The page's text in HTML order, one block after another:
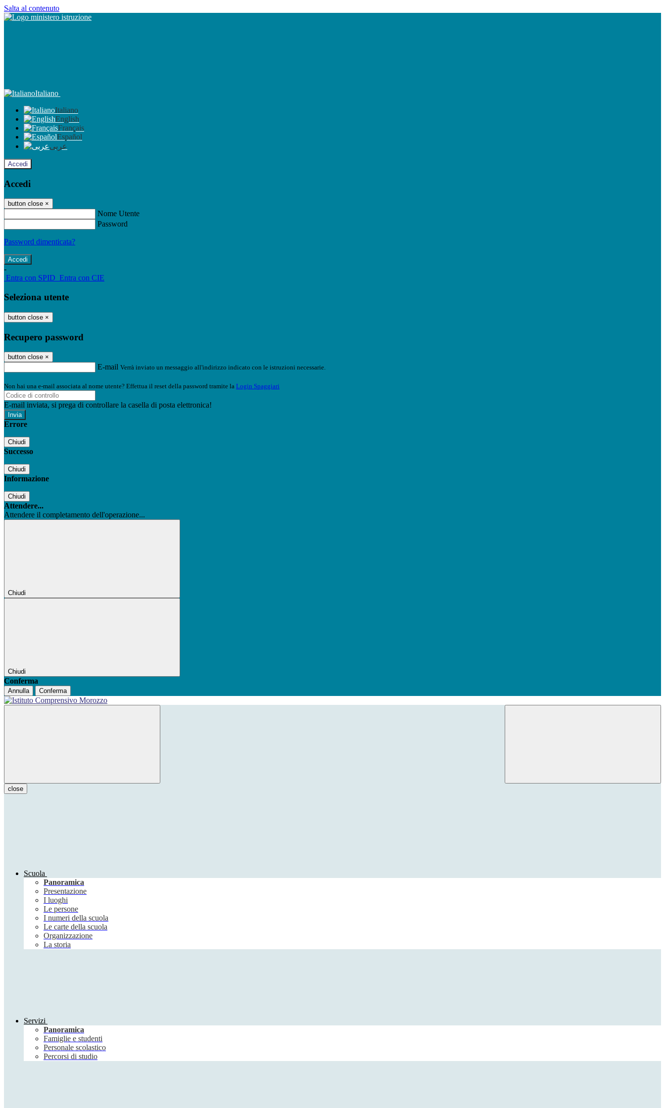
Salta al contenuto
Italiano
Italiano
English
Français
Español
عربى
Accedi
Accedi
button close ×
Nome Utente
Password
Password dimenticata?
-
Entra con SPID Entra con CIE
Seleziona utente
button close ×
Recupero password
button close ×
E-mail Verrà inviato un messaggio all'indirizzo indicato con le istruzioni necessarie.
Non hai una e-mail associata al nome utente? Effettua il reset della password tramite la Login Spaggiari
E-mail inviata, si prega di controllare la casella di posta elettronica!
Errore
Chiudi
Successo
Chiudi
Informazione
Chiudi
Attendere...
Attendere il completamento dell'operazione...
Chiudi
Chiudi
Conferma
Annulla Conferma
close
Scuola
Panoramica
Presentazione
I luoghi
Le persone
I numeri della scuola
Le carte della scuola
Organizzazione
La storia
Servizi
Panoramica
Famiglie e studenti
Personale scolastico
Percorsi di studio